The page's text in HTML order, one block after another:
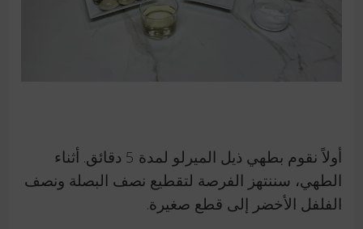
أولاً نقوم بطهي ذيل الميرلو لمدة 5 دقائق.
أثناء
الطهي، سننتهز الفرصة لتقطيع نصف البصلة ونصف
الفلفل الأخضر إلى قطع صغيرة.